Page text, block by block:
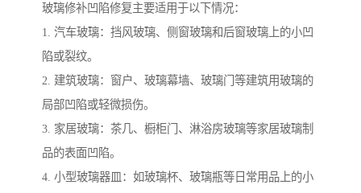
玻璃修补凹陷修复主要适用于以下情况：
1. 汽车玻璃：挡风玻璃、侧窗玻璃和后窗玻璃上的小凹
陷或裂纹。
2. 建筑玻璃：窗户、玻璃幕墙、玻璃门等建筑用玻璃的
局部凹陷或轻微损伤。
3. 家居玻璃：茶几、橱柜门、淋浴房玻璃等家居玻璃制
品的表面凹陷。
4. 小型玻璃器皿：如玻璃杯、玻璃瓶等日常用品上的小